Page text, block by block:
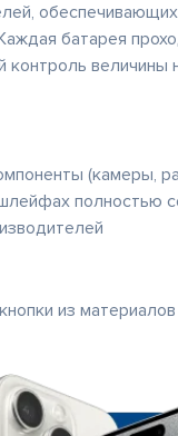
батарея
контроль величины
(камеры,
полностью
из